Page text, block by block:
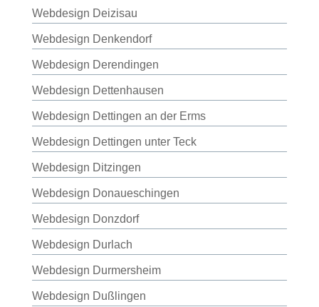
Webdesign Deizisau
Webdesign Denkendorf
Webdesign Derendingen
Webdesign Dettenhausen
Webdesign Dettingen an der Erms
Webdesign Dettingen unter Teck
Webdesign Ditzingen
Webdesign Donaueschingen
Webdesign Donzdorf
Webdesign Durlach
Webdesign Durmersheim
Webdesign Dußlingen